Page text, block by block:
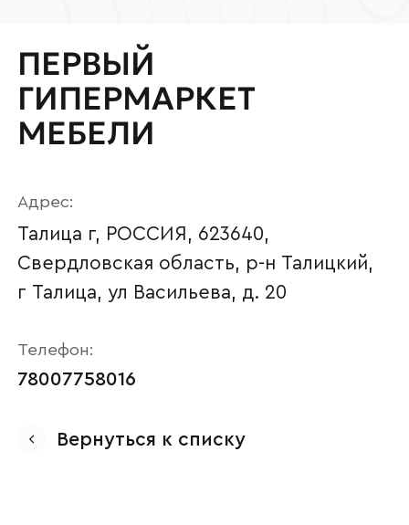
ПЕРВЫЙ
ГИПЕРМАРКЕТ
МЕБЕЛИ
Адрес:
Талица г, РОССИЯ, 623640,
Свердловская область, р-н Талицкий,
г Талица, ул Васильева, д. 20
Телефон:
78007758016
Вернуться к списку
Ваше имя